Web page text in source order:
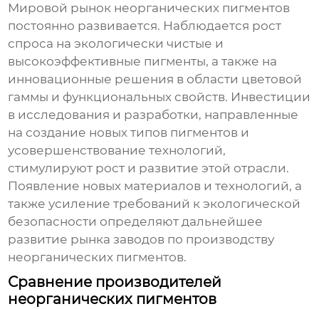
Мировой рынок неорганических пигментов
постоянно развивается. Наблюдается рост
спроса на экологически чистые и
высокоэффективные пигменты, а также на
инновационные решения в области цветовой
гаммы и функциональных свойств. Инвестиции
в исследования и разработки, направленные
на создание новых типов пигментов и
усовершенствование технологий,
стимулируют рост и развитие этой отрасли.
Появление новых материалов и технологий, а
также усиление требований к экологической
безопасности определяют дальнейшее
развитие рынказаводов по производству
неорганических пигментов.
Сравнение производителей
неорганических пигментов